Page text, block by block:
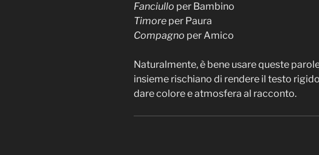
Fanciullo per Bambino
Timore per Paura
Compagno per Amico
Naturalmente, è bene usare queste
insieme rischiano di rendere il testo
dare colore e atmosfera al racconto.